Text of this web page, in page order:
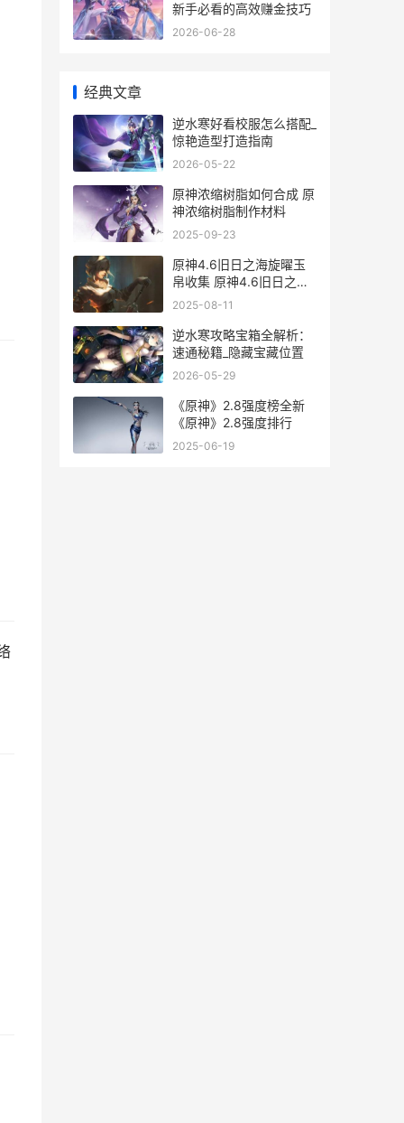
新手必看的高效赚金技巧
2026-06-28
经典文章
逆水寒好看校服怎么搭配_
惊艳造型打造指南
2026-05-22
原神浓缩树脂如何合成 原
神浓缩树脂制作材料
2025-09-23
原神4.6旧日之海旋曜玉
帛收集 原神4.6旧日之海
任务
2025-08-11
逆水寒攻略宝箱全解析：
速通秘籍_隐藏宝藏位置
2026-05-29
《原神》2.8强度榜全新
《原神》2.8强度排行
2025-06-19